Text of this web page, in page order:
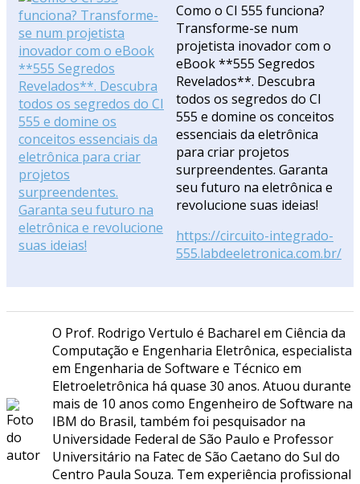
Como o CI 555 funciona?
Transforme-se num
projetista inovador com o
eBook **555 Segredos
Revelados**. Descubra
todos os segredos do CI
555 e domine os conceitos
essenciais da eletrônica
para criar projetos
surpreendentes. Garanta
seu futuro na eletrônica e
revolucione suas ideias!
https://circuito-integrado-
555.labdeeletronica.com.br/
O Prof. Rodrigo Vertulo é Bacharel em Ciência da
Computação e Engenharia Eletrônica, especialista
em Engenharia de Software e Técnico em
Eletroeletrônica há quase 30 anos. Atuou durante
mais de 10 anos como Engenheiro de Software na
IBM do Brasil, também foi pesquisador na
Universidade Federal de São Paulo e Professor
Universitário na Fatec de São Caetano do Sul do
Centro Paula Souza. Tem experiência profissional